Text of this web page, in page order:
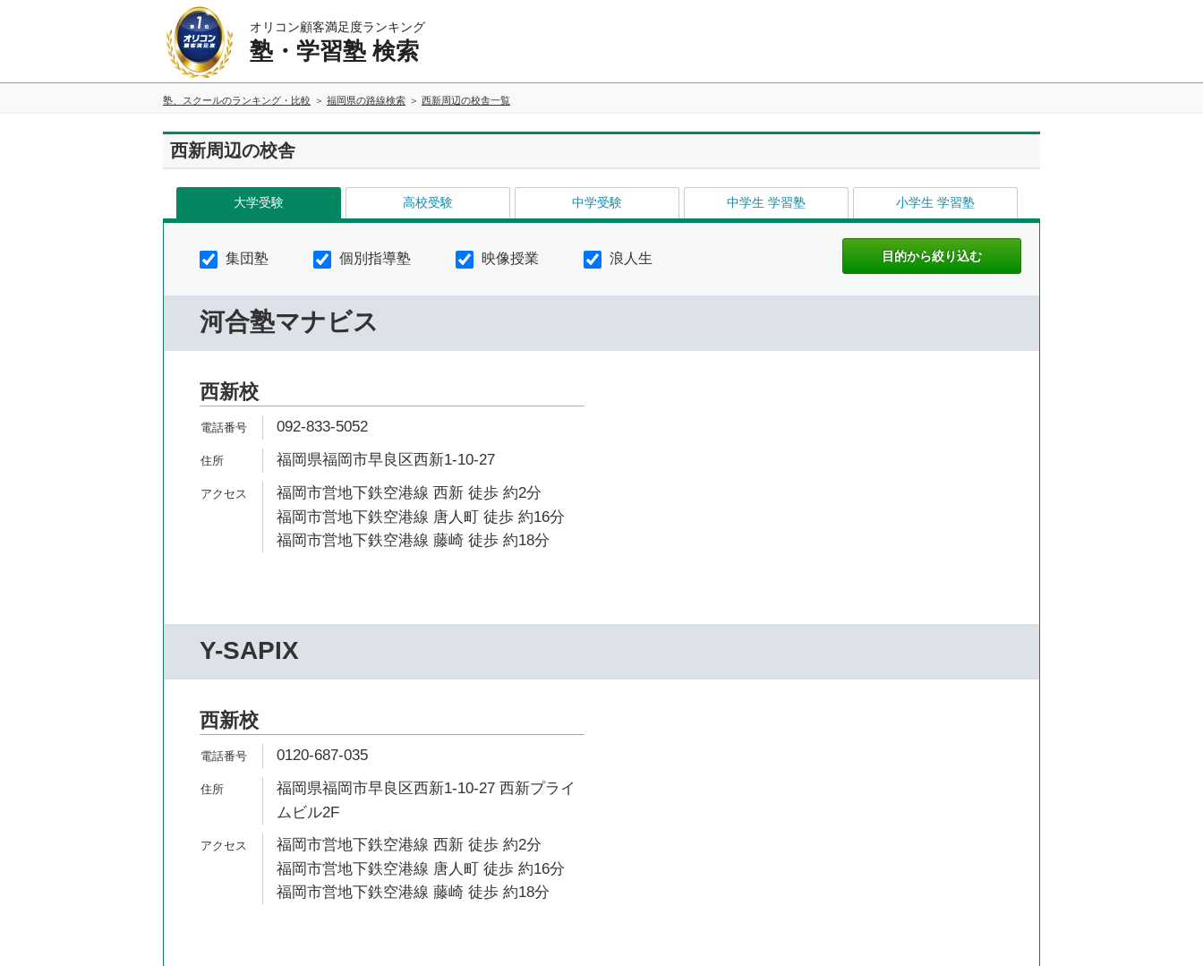
オリコン顧客満足度ランキング
塾・学習塾 検索
塾、スクールのランキング・比較 福岡県の路線検索 西新周辺の校舎一覧
西新周辺の校舎
大学受験 高校受験 中学受験 中学生 学習塾 小学生 学習塾
集団塾 個別指導塾 映像授業 浪人生
河合塾マナビス
西新校
092-833-5052
福岡県福岡市早良区西新1-10-27
福岡市営地下鉄空港線 西新 徒歩 約2分
福岡市営地下鉄空港線 唐人町 徒歩 約16分
福岡市営地下鉄空港線 藤崎 徒歩 約18分
Y-SAPIX
西新校
0120-687-035
福岡県福岡市早良区西新1-10-27 西新プライ
ムビル2F
福岡市営地下鉄空港線 西新 徒歩 約2分
福岡市営地下鉄空港線 唐人町 徒歩 約16分
福岡市営地下鉄空港線 藤崎 徒歩 約18分